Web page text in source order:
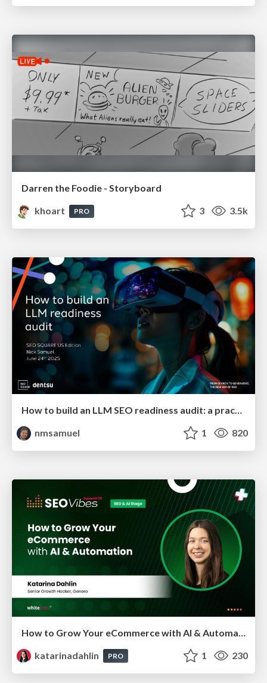
Darren the Foodie - Storyboard
khoart
PRO 3 3.5k
How to build an LLM SEO readiness audit: a practical framework
nmsamuel
1 820
katarinadahlin
PRO 1 230